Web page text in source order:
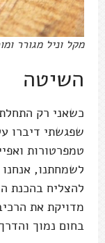
מקל וניל מגורר
השיטה
כשאני רק
שפגשתי דיברו
טמפרטורות
לשמחתנו,
להצליח בהכנת
מדויקת את
בחום נמוך